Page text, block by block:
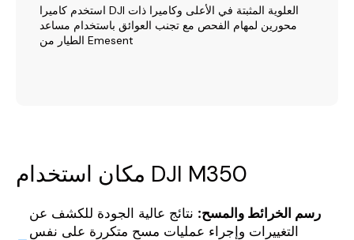
استخدم كاميرا DJI العلوية المثبتة في الأعلى وكاميرا ذات
محورين لمهام الفحص مع تجنب العوائق باستخدام مساعد
الطيار من Emesent
مكان استخدام DJI M350
رسم الخرائط والمسح: نتائج عالية الجودة للكشف عن
التغييرات وإجراء عمليات مسح متكررة على نفس